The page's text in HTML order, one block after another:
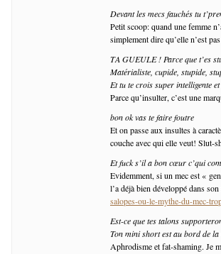
Devant les mecs fauchés tu
Petit scoop: quand une femme
simplement dire qu’elle n’est
TA GUEULE ! Parce que t’es
Matérialiste, cupide, stupide,
Et tu te crois super intelligente
Parce qu’insulter, c’est une
bon ok vas te faire foutre
Et on passe aux insultes à
couche avec qui elle veut! Slut-
Et fuck s’il a bon cœur c’qui
Evidemment, si un mec est «
l’a déjà bien développé dans
salopes-ou-le-mythe-du-mec-
Est-ce que tes talons
Ton mini short est au bord de
Aphrodisme et fat-shaming. Je